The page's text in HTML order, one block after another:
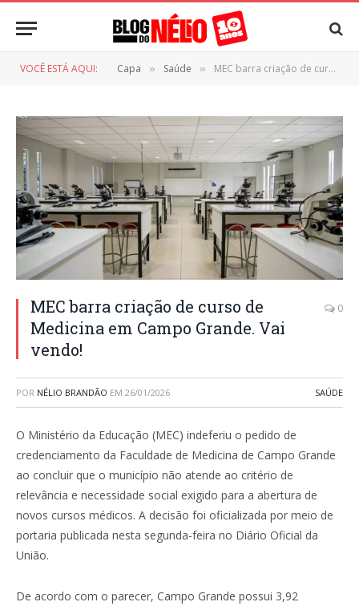
VOCÊ ESTÁ AQUI: Capa » Saúde » MEC barra criação de curso de Medicina em Campo Grande. Vai vendo!
MEC barra criação de curso de
Medicina em Campo Grande. Vai
vendo!
0
POR NÉLIO BRANDÃO EM 26/01/2026 SAÚDE
O Ministério da Educação (MEC) indeferiu o pedido de
credenciamento da Faculdade de Medicina de Campo Grande
ao concluir que o município não atende ao critério de
relevância e necessidade social exigido para a abertura de
novos cursos médicos. A decisão foi oficializada por meio de
portaria publicada nesta segunda-feira no Diário Oficial da
União.
De acordo com o parecer, Campo Grande possui 3,92